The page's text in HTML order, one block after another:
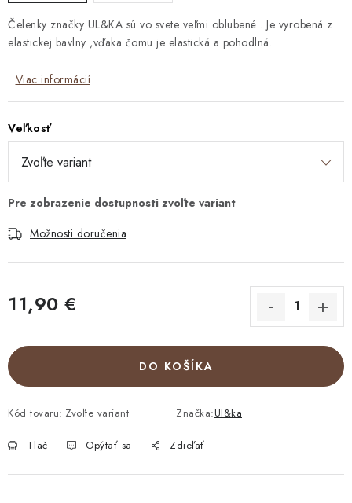
Čelenky značky UL&KA sú vo svete veľmi oblubené . Je vyrobená z
elastickej bavlny ,vďaka čomu je elastická a pohodlná.
Viac informácií
Veľkosť
Možnosti doručenia
11,90 €
DO KOŠÍKA
Kód tovaru: Zvoľte variant Značka:Ul&ka
Tlač Opýtať sa Zdieľať